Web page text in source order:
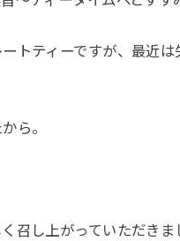
トティーですが、最近
ら。
召し上がっていただきま